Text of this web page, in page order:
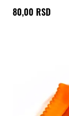
80,00 RSD